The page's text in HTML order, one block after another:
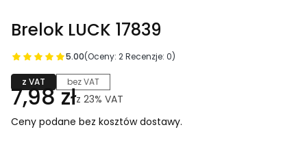
Brelok LUCK 17839
5.00(Oceny: 2 Recenzje: 0)
z VAT bez VAT
7,98 złz 23% VAT
Ceny podane bez kosztów dostawy.